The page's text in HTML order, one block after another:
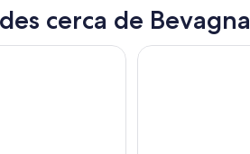
cerca de Bevagna